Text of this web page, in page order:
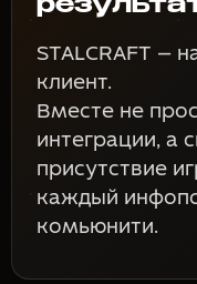
STALCRAFT —
клиент.
Вместе не
интеграции, а
присутствие
каждый
комьюнити.